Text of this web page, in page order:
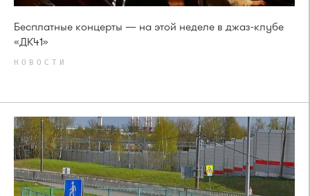
Бесплатные концерты — на этой неделе в джаз-клубе
«ДК41»
НОВОСТИ